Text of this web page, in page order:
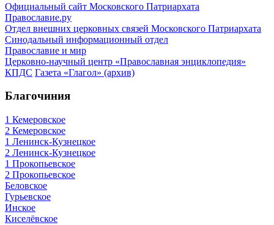
Официальный сайт Московского Патриархата
Православие.ру
Отдел внешних церковных связей Московского Патриархата
Синодальный информационный отдел
Православие и мир
Церковно-научный центр «Православная энциклопедия»
КПДС Газета «Глагол» (архив)
Благочиния
1 Кемеровское
2 Кемеровское
1 Ленинск-Кузнецкое
2 Ленинск-Кузнецкое
1 Прокопьевское
2 Прокопьевское
Беловское
Гурьевское
Инское
Киселёвское